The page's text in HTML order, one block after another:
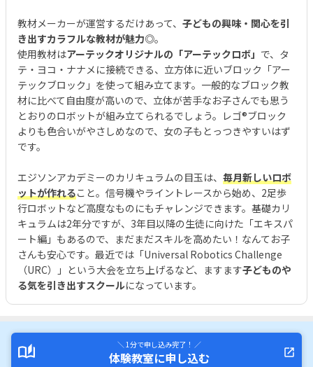
教材メーカーが運営するだけあって、 子どもの興味・関心を引
き出すカラフルな教材が魅力◎。
使用教材はアーテックオリジナルの「アーテックロボ」 で、タ
テ・ヨコ・ナナメに接続できる、立方体に近いブロック「アー
テックブロック」を使って組み立てます。一般的なブロック教
材に比べて自由度が高いので、立体が苦手なお子さんでも思う
とおりのロボットが組み立てられるでしょう。レゴ®︎ブロック
よりも色合いがやさしめなので、女の子もとっつきやすいはず
です。
エジソンアカデミーのカリキュラムの目玉は、 毎月新しいロボ
ットが作れること。信号機やライントレースから始め、2足歩
行ロボットなど高度なものにもチャレンジできます。基礎カリ
キュラムは2年分ですが、3年目以降の生徒に向けた「エキスパ
ート編」もあるので、まだまだスキルを高めたい！なんてお子
さんも安心です。最近では「Universal Robotics Challenge
（URC）」という大会を立ち上げるなど、ますます子どものや
る気を引き出すスクールになっています。
＼ 1分で申し込み完了！ ／
体験教室に申し込む